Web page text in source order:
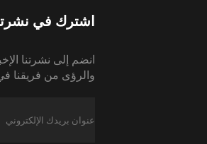
اشترك في
انضم إلى نشرتنا
والرؤى من فريقنا